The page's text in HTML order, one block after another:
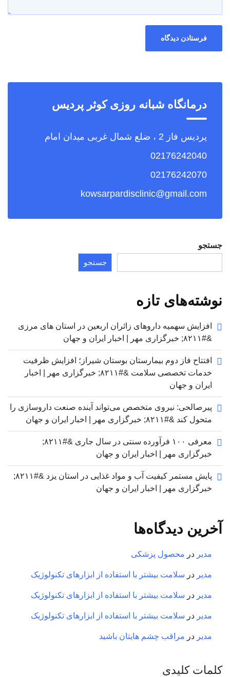
درمانگاه شبانه روزی کوثر پردیس
پردیس فاز 2 ، ضلع شمال غربی میدان امام
02176242040
02176242070
kowsarpardisclinic@gmail.com
جستجو
جستجو
نوشته‌های تازه
افزایش سهمیه داروهای زائران اربعین در استان های مرزی
&#۸۲۱۱; خبرگزاری مهر | اخبار ایران و جهان
افتتاح فاز دوم بیمارستان بوستان شیراز؛ افزایش ظرفیت
خدمات تخصصی سلامت &#۸۲۱۱; خبرگزاری مهر | اخبار
ایران و جهان
پیرصالحی: نیروی متخصص می‌تواند آینده صنعت داروسازی را
متحول کند &#۸۲۱۱; خبرگزاری مهر | اخبار ایران و جهان
معرفی ۱۰۰ فرآورده سنتی در سال جاری &#۸۲۱۱;
خبرگزاری مهر | اخبار ایران و جهان
پایش مستمر کیفیت آب و مواد غذایی در استان یزد &#۸۲۱۱;
خبرگزاری مهر | اخبار ایران و جهان
آخرین دیدگاه‌ها
مدیر در محصول پزشکی
مدیر در سلامت بیشتر با استفاده از ابزارهای تکنولوژیک
مدیر در سلامت بیشتر با استفاده از ابزارهای تکنولوژیک
مدیر در سلامت بیشتر با استفاده از ابزارهای تکنولوژیک
مدیر در مراقب چشم هایتان باشید
کلمات کلیدی